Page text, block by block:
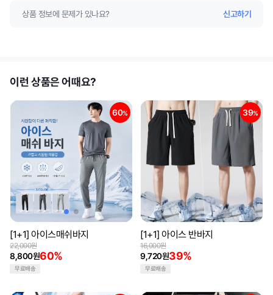
상품 정보에 문제가 있나요? 신고하기
이런 상품은 어때요?
60%
[1+1] 아이스매쉬바지
8,800원60%
22,000원
무료배송
39%
[1+1] 아이스 반바지
9,720원39%
16,000원
무료배송